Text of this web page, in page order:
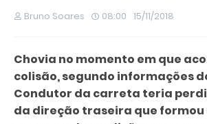
Bruno Soares 08:00 15/11/2018
Chovia no momento em que
colisão, segundo informações
Condutor da carreta teria
da direção traseira que formou